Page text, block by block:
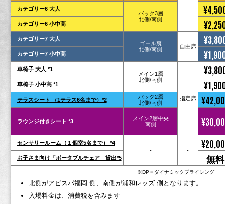
カテゴリー6 大人
バック3層
北側/南側
カテゴリー6 小中高
カテゴリー7 大人
ゴール裏
北側/南側
自由席
カテゴリー7 小中高
車椅子 大人 *1
メイン1層
北側/南側
指定席
車椅子 小中高 *1
テラスシート （1テラス6名まで）*2
バック2層
北側/南側
ラウンジ付きシート *3
メイン2層中央
南側
センサリールーム（１個室5名まで） *4
-
-
お子さま向け「ポータブルチェア」貸出*5 無料
※DP＝ダイナミックプライシング
北側がアビスパ福岡 側、南側が浦和レッズ 側となります。
入場料金は、消費税を含みます